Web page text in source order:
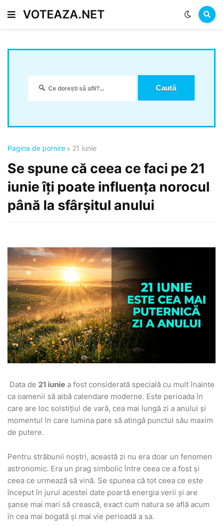
VOTEAZA.NET
Pagina de pornire 21 iunie
Se spune că ceea ce faci pe 21
iunie îți poate influența norocul
până la sfârșitul anului
Data de 21 iunie a fost considerată specială cu mult înainte
ca oamenii să aibă calendare moderne. Este perioada în
care are loc solstițiul de vară, cea mai lungă zi a anului și
momentul în care lumina pare să atingă punctul său maxim
de putere.
Pentru străbunii noștri, această zi nu era doar un fenomen
astronomic. Era un prag simbolic între ceea ce a fost și
ceea ce urmează să vină. Se spunea că tot ceea ce este
început în jurul acestei date poartă energia verii și are
șanse mai mari să crească, exact cum natura se află acum
în cea mai bogată și mai vie perioadă a sa.